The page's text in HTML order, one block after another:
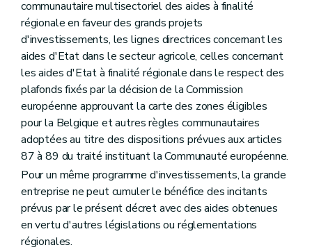
communautaire multisectoriel des aides à finalité
régionale en faveur des grands projets
d'investissements, les lignes directrices concernant les
aides d'Etat dans le secteur agricole, celles concernant
les aides d'Etat à finalité régionale dans le respect des
plafonds fixés par la décision de la Commission
européenne approuvant la carte des zones éligibles
pour la Belgique et autres règles communautaires
adoptées au titre des dispositions prévues aux articles
87 à 89 du traité instituant la Communauté européenne.
Pour un même programme d'investissements, la grande
entreprise ne peut cumuler le bénéfice des incitants
prévus par le présent décret avec des aides obtenues
en vertu d'autres législations ou réglementations
régionales.